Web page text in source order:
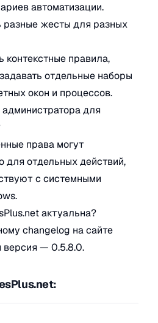
автоматизации.
разные жесты для разных
контекстные правила,
отдельные наборы
окон и процессов.
для
права могут
для отдельных действий,
с системными
актуальна?
changelog на сайте
версия — 0.5.8.0.